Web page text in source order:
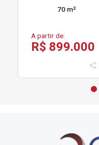
70 m²
A partir de:
R$ 899.000